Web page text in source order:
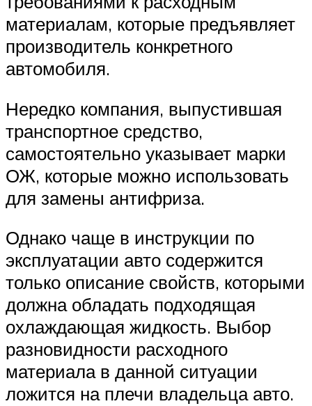
материалам, которые предъявляет
производитель конкретного
автомобиля.
Нередко компания, выпустившая
транспортное средство,
самостоятельно указывает марки
ОЖ, которые можно использовать
для замены антифриза.
Однако чаще в инструкции по
эксплуатации авто содержится
только описание свойств, которыми
должна обладать подходящая
охлаждающая жидкость. Выбор
разновидности расходного
материала в данной ситуации
ложится на плечи владельца авто.